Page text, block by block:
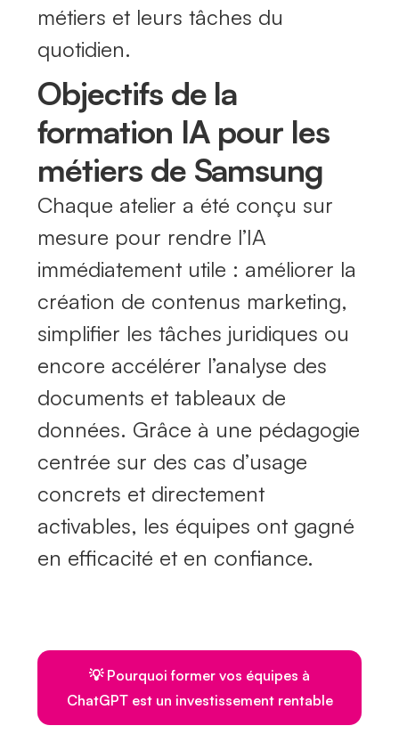
métiers et leurs tâches du
quotidien.
Objectifs de la
formation IA pour les
métiers de Samsung
Chaque atelier a été conçu sur
mesure pour rendre l’IA
immédiatement utile : améliorer la
création de contenus marketing,
simplifier les tâches juridiques ou
encore accélérer l’analyse des
documents et tableaux de
données. Grâce à une pédagogie
centrée sur des cas d’usage
concrets et directement
activables, les équipes ont gagné
en efficacité et en confiance.
💡 Pourquoi former vos équipes à
ChatGPT est un investissement rentable